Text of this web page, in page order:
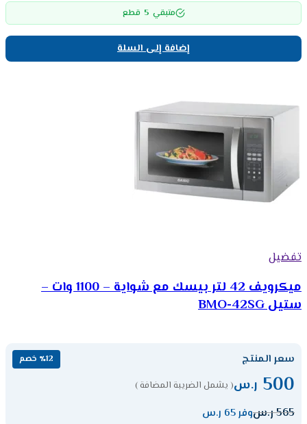
متبقي 5 قطع
إضافة إلى السلة
تفضيل
ميكرويف 42 لتر بيسك مع شواية – 1100 وات –
ستيل BMO-42SG
سعر المنتج ٪12 خصم
500 ر.س( يشمل الضريبة المضافة )
565ر.سوفر 65 ر.س